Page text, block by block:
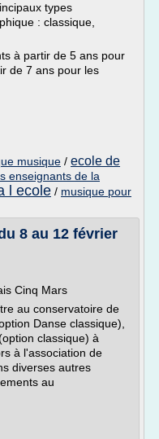
types
: classique,
à partir de 5 ans pour
de 7 ans pour les
musique / ecole de
enseignants de la
l ecole / musique pour
8 au 12 février
Cinq Mars
au conservatoire de
Danse classique),
classique) à
à l'association de
diverses autres
au